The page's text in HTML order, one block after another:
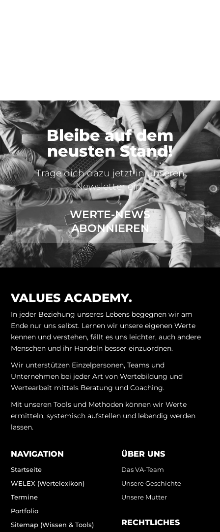
Bleibe auf dem
neusten Stand!
Trage dich dazu jetzt in unseren
Newsletter ein!
WERTE-NEWS
ABONNIEREN
VALUES ACADEMY.
In jeder Beziehung unseres Lebens begegnen wir am
Ende nur uns selbst. Lernen wir unsere eigenen Werte
kennen und verstehen, fällt es uns leichter, auch andere
Menschen und ihr Handeln besser einzuordnen.
Wir unterstützen Einzelpersonen, Teams und
Unternehmen bei jeder Art von Wertebildung und
Wertearbeit mittels Beratung und Coaching.
Mit unseren Tools und Methoden können wir Werte
ermitteln, systemisch aufstellen und lebendig werden
lassen.
NAVIGATION
Startseite
WELEX (Wertelexikon)
Termine
Portfolio
Sitemap (Wissen & Tools)
ÜBER UNS
Das VA-Team
Unsere Geschichte
Unsere Mutter
RECHTLICHES